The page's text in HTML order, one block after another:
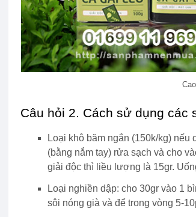
Câu hỏi 2. Cách sử dụng các
Loại khô băm ngắn (150k/kg) nếu
(bằng nắm tay) rửa sạch và cho
giải độc thì liều lượng là 15gr.
Loại nghiền dập: cho 30gr vào 1
sôi nóng già và để trong vòng 5-